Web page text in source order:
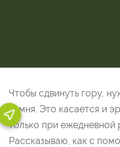
Чтобы сдвинуть гору,
камня. Это касается и
только при ежедневной
Рассказываю, как с